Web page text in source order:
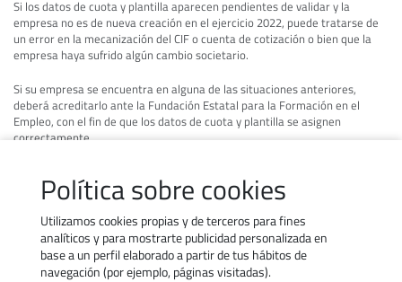
Política sobre cookies
Utilizamos cookies propias y de terceros para fines
analíticos y para mostrarte publicidad personalizada en
base a un perfil elaborado a partir de tus hábitos de
navegación (por ejemplo, páginas visitadas).
Si los datos de cuota y plantilla aparecen pendientes de validar y la
empresa no es de nueva creación en el ejercicio 2022, puede tratarse de
un error en la mecanización del CIF o cuenta de cotización o bien que la
empresa haya sufrido algún cambio societario.
Si su empresa se encuentra en alguna de las situaciones anteriores,
deberá acreditarlo ante la Fundación Estatal para la Formación en el
Empleo, con el fin de que los datos de cuota y plantilla se asignen
correctamente.
aplicación ya que Fundae lo utiliza para facilitar información con objeto de
garantizar la correcta aplicación de las bonificaciones.